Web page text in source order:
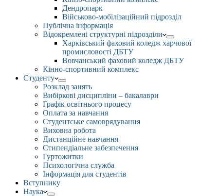
Дендропарк
Військово-мобілізаційний підрозділ
Публічна інформація
Відокремлені структурні підрозділи
Харківський фаховий коледж харчової
промисловості ДБТУ
Вовчанський фаховий коледж ДБТУ
Кінно-спортивний комплекс
Студенту
Розклад занять
Вибіркові дисципліни – бакалаври
Графік освітнього процесу
Оплата за навчання
Студентське самоврядування
Виховна робота
Дистанційне навчання
Стипендіальне забезпечення
Гуртожитки
Психологічна служба
Інформація для студентів
Вступнику
Наука